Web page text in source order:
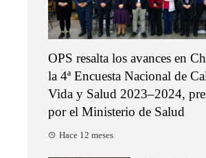
OPS resalta los avances en
la 4ª Encuesta Nacional de
Vida y Salud 2023–2024,
por el Ministerio de Salud
Hace 12 meses